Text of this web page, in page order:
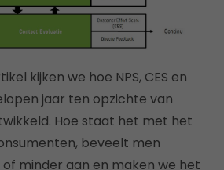
kijken we hoe NPS, CES en
jaar ten opzichte van
Hoe staat het met het
beveelt men
minder aan en maken we het